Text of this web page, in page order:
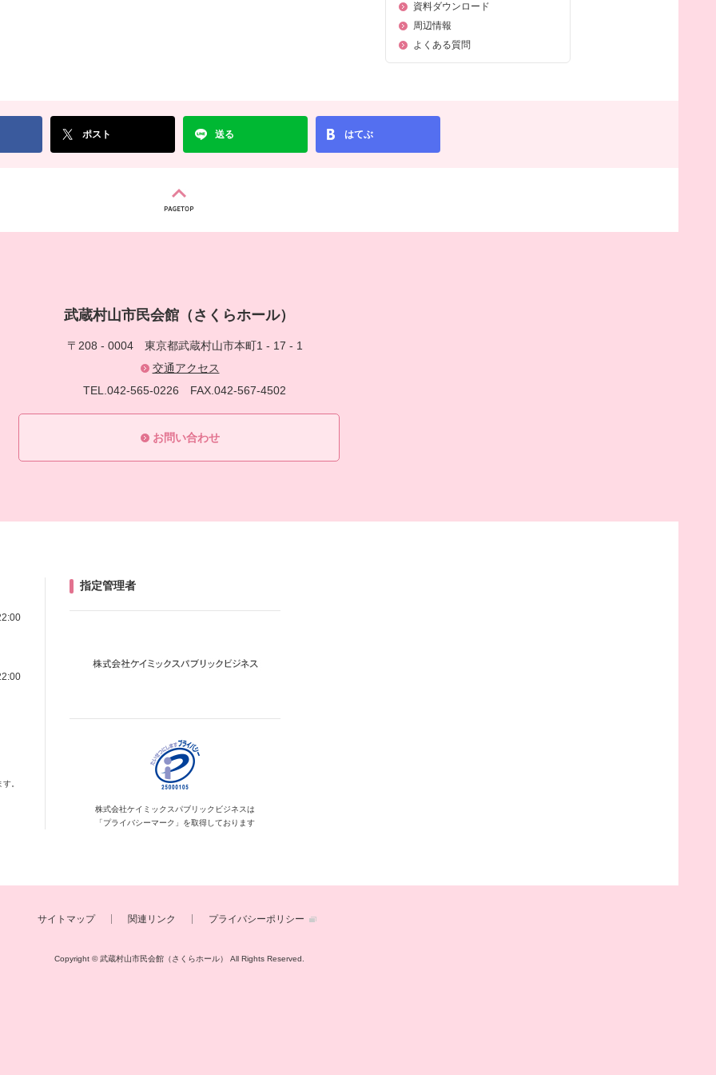
資料ダウンロード
周辺情報
よくある質問
ポスト 送る はてぶ
武蔵村山市民会館（さくらホール）
〒208 - 0004 東京都武蔵村山市本町1 - 17 - 1
交通アクセス
TEL.042-565-0226 FAX.042-567-4502
お問い合わせ
。
指定管理者
株式会社ケイミックス パブリックビジネスは
「プライバシーマーク」を取得しております
サイトマップ 関連リンク プライバシーポリシー
Copyright © 武蔵村山市民会館（さくらホール） All Rights Reserved.